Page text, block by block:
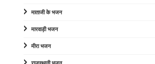
माताजी के भजन
मारवाड़ी भजन
मीरा भजन